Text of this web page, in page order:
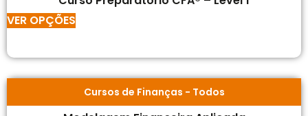
VER OPÇÕES
Cursos de Finanças - Todos